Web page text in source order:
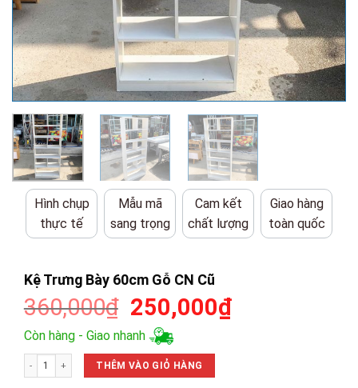
Hình chụp
thực tế
Mẫu mã
sang trọng
Cam kết
chất lượng
Giao hàng
toàn quốc
Kệ Trưng Bày 60cm Gỗ CN Cũ
360,000₫ Giá
gốc
là:
360,000₫.
250,000₫Giá
Còn hàng - Giao nhanh
Kệ Trưng Bày 60cm Gỗ CN Cũ số lượng
THÊM VÀO GIỎ HÀNG